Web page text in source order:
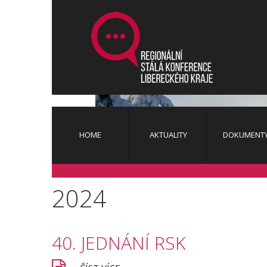
HOME AKTUALITY
Novinky Ze Sekretariátu RSK
2024
40. JEDNÁNÍ RSK